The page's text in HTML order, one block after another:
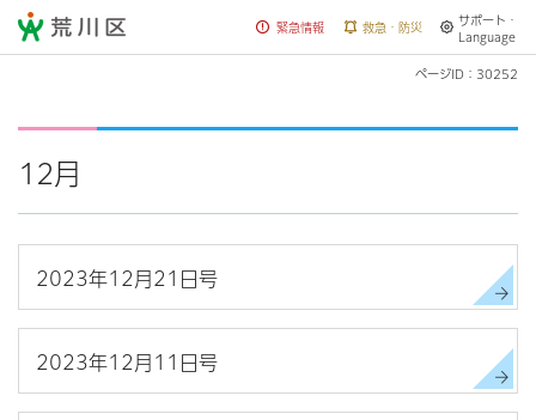
荒川区 緊急情報 救急・防災
サポート・
Language
ページID：30252
12月
2023年12月21日号
2023年12月11日号